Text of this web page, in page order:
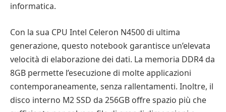
informatica.
Con la sua CPU Intel Celeron N4500 di ultima
generazione, questo notebook garantisce un’elevata
velocità di elaborazione dei dati. La memoria DDR4 da
8GB permette l’esecuzione di molte applicazioni
contemporaneamente, senza rallentamenti. Inoltre, il
disco interno M2 SSD da 256GB offre spazio più che